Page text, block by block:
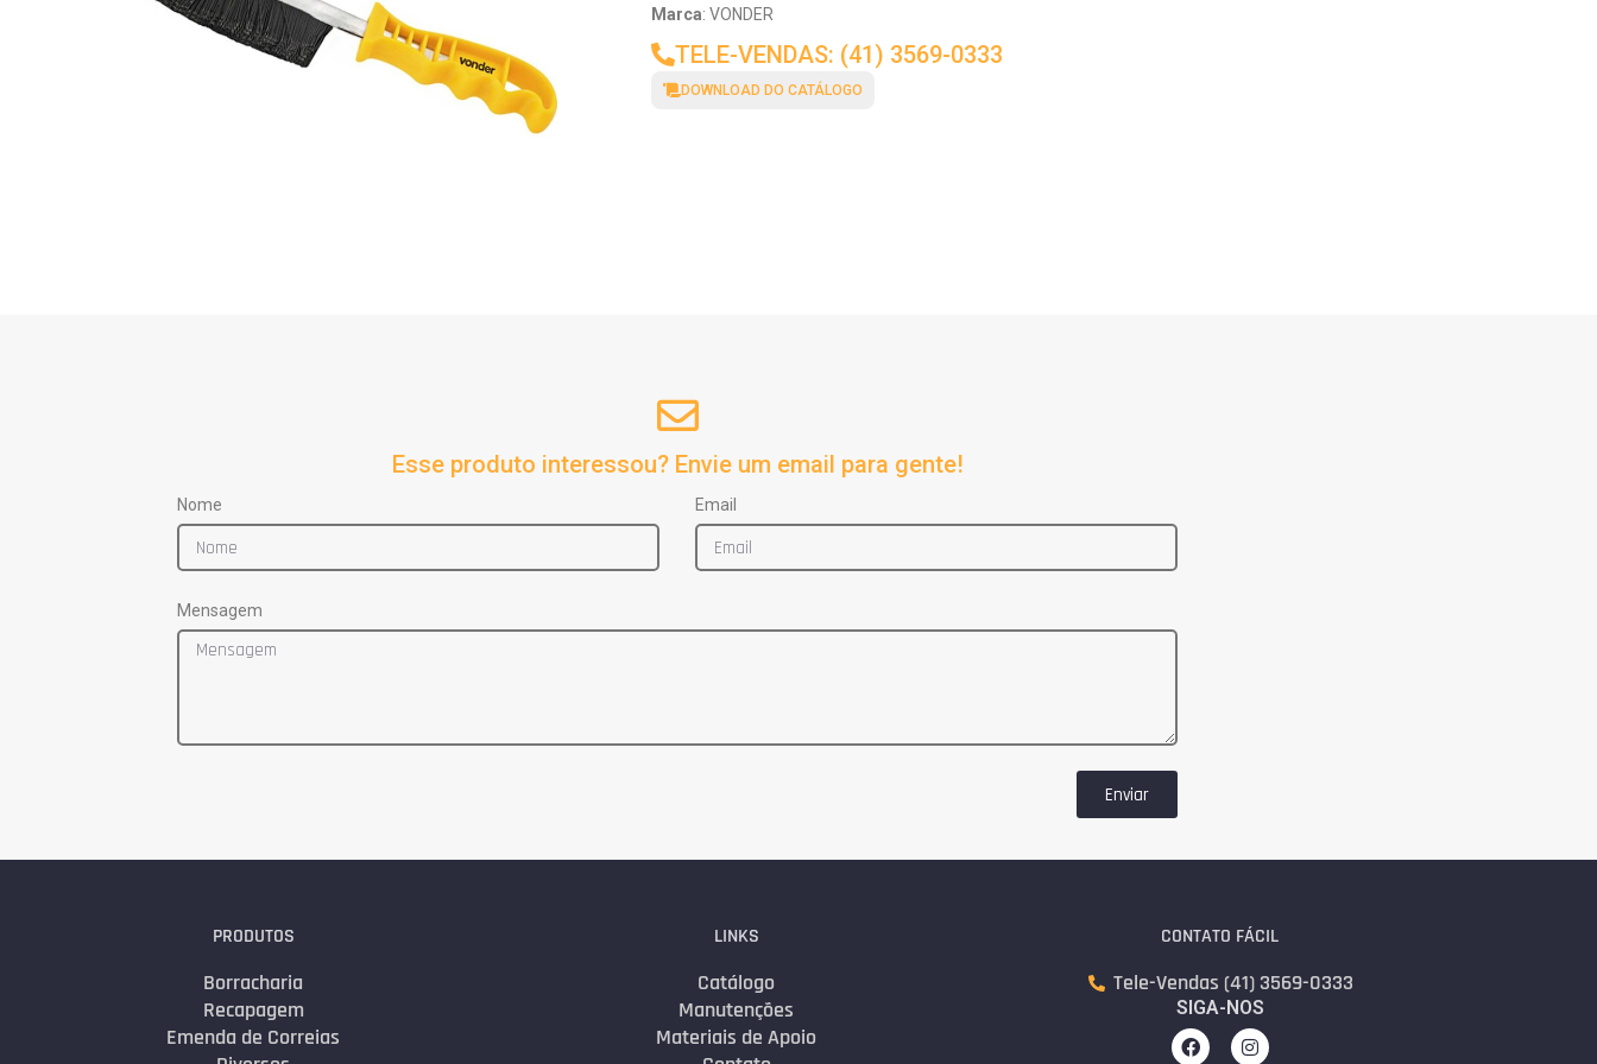
Marca: VONDER
TELE-VENDAS: (41) 3569-0333
DOWNLOAD DO CATÁLOGO
Esse produto interessou? Envie um email para gente!
Nome Email
Mensagem
Enviar
PRODUTOS
Borracharia
Recapagem
Emenda de Correias
LINKS
Catálogo
Manutenções
Materiais de Apoio
CONTATO FÁCIL
Tele-Vendas (41) 3569-0333
SIGA-NOS